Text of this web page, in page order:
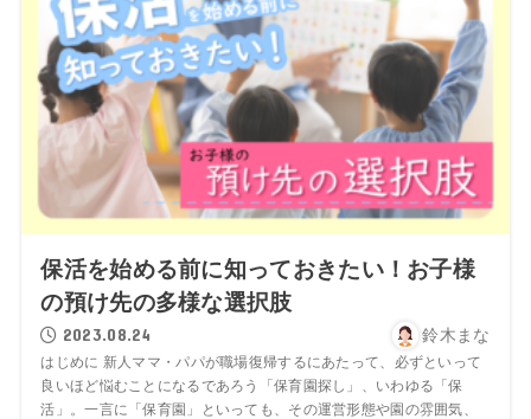
保活を始める前に知っておきたい！お子様
の預け先の多様な選択肢
2023.08.24 鈴木まな
はじめに 新人ママ・パパが職場復帰するにあたって、必ずといって
良いほど悩むことになるであろう「保育園探し」、いわゆる「保
活」。一言に「保育園」といっても、その運営形態や園の雰囲気、